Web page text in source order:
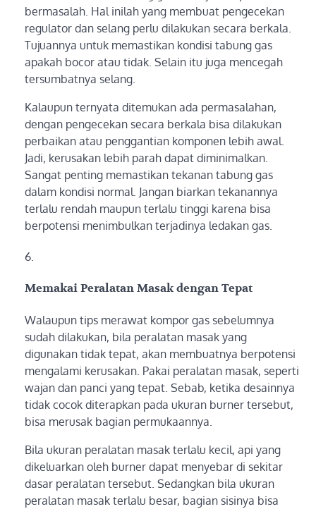
bermasalah. Hal inilah yang membuat pengecekan
regulator dan selang perlu dilakukan secara berkala.
Tujuannya untuk memastikan kondisi tabung gas
apakah bocor atau tidak. Selain itu juga mencegah
tersumbatnya selang.
Kalaupun ternyata ditemukan ada permasalahan,
dengan pengecekan secara berkala bisa dilakukan
perbaikan atau penggantian komponen lebih awal.
Jadi, kerusakan lebih parah dapat diminimalkan.
Sangat penting memastikan tekanan tabung gas
dalam kondisi normal. Jangan biarkan tekanannya
terlalu rendah maupun terlalu tinggi karena bisa
berpotensi menimbulkan terjadinya ledakan gas.
Memakai Peralatan Masak dengan Tepat
Walaupun tips merawat kompor gas sebelumnya
sudah dilakukan, bila peralatan masak yang
digunakan tidak tepat, akan membuatnya berpotensi
mengalami kerusakan. Pakai peralatan masak, seperti
wajan dan panci yang tepat. Sebab, ketika desainnya
tidak cocok diterapkan pada ukuran burner tersebut,
bisa merusak bagian permukaannya.
Bila ukuran peralatan masak terlalu kecil, api yang
dikeluarkan oleh burner dapat menyebar di sekitar
dasar peralatan tersebut. Sedangkan bila ukuran
peralatan masak terlalu besar, bagian sisinya bisa